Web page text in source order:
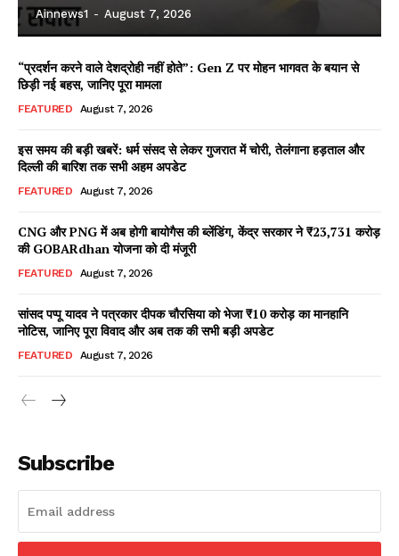
Facebook
X WhatsApp
Share
Read Latest News on AIN
NEWS 1 App
Ainnews1 - August 7, 2026
“प्रदर्शन करने वाले देशद्रोही नहीं होते”: Gen Z पर मोहन भागवत के बयान से
छिड़ी नई बहस, जानिए पूरा मामला
FEATURED August 7, 2026
इस समय की बड़ी खबरें: धर्म संसद से लेकर गुजरात में चोरी, तेलंगाना हड़ताल और
दिल्ली की बारिश तक सभी अहम अपडेट
FEATURED August 7, 2026
CNG और PNG में अब होगी बायोगैस की ब्लेंडिंग, केंद्र सरकार ने ₹23,731 करोड़
की GOBARdhan योजना को दी मंजूरी
FEATURED August 7, 2026
सांसद पप्पू यादव ने पत्रकार दीपक चौरसिया को भेजा ₹10 करोड़ का मानहानि
नोटिस, जानिए पूरा विवाद और अब तक की सभी बड़ी अपडेट
FEATURED August 7, 2026
Subscribe